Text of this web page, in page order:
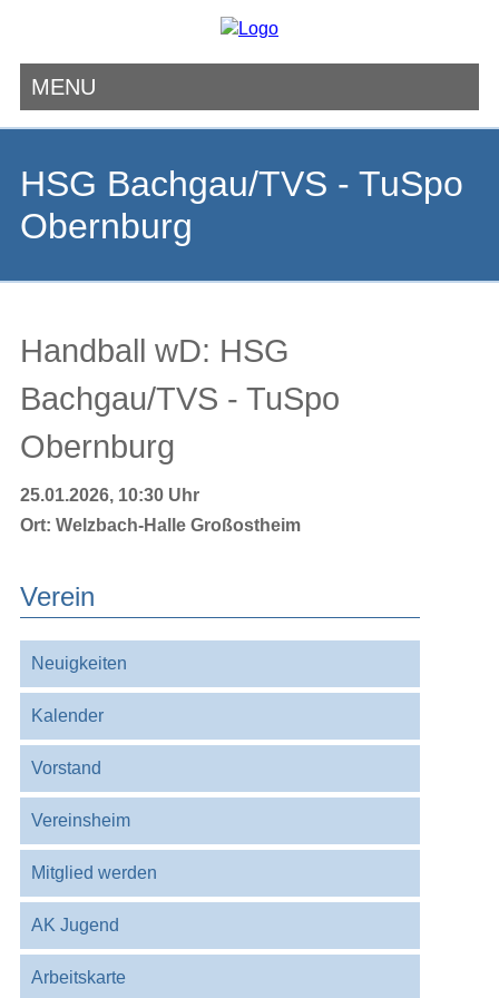
MENU
HSG Bachgau/TVS - TuSpo
Obernburg
Handball wD: HSG
Bachgau/TVS - TuSpo
Obernburg
25.01.2026, 10:30 Uhr
Ort: Welzbach-Halle Großostheim
Verein
überspringen
Neuigkeiten
Kalender
Vorstand
Vereinsheim
Mitglied werden
AK Jugend
Arbeitskarte